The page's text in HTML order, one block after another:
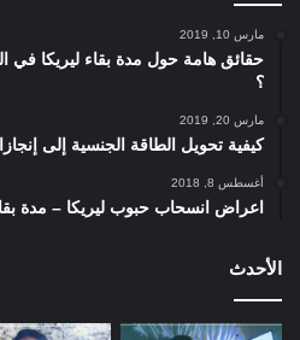
مارس 10, 2019
حقائق هامة حول مدة بقاء ليريكا في
؟
مارس 20, 2019
كيفية تحويل الطاقة الجنسية إلى
أغسطس 8, 2018
اعراض انسحاب حبوب ليريكا – مدة
الأحدث